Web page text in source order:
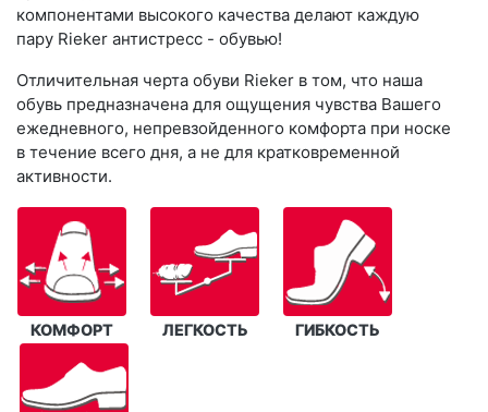
компонентами высокого качества делают каждую
пару Rieker антистресс - обувью!
Отличительная черта обуви Rieker в том, что наша
обувь предназначена для ощущения чувства Вашего
ежедневного, непревзойденного комфорта при носке
в течение всего дня, а не для кратковременной
активности.
КОМФОРТ ЛЕГКОСТЬ ГИБКОСТЬ